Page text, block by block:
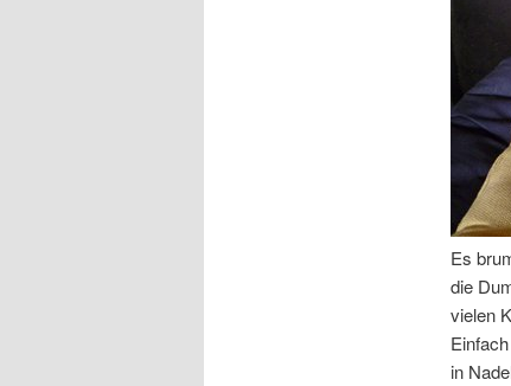
Es
die
vielen
in